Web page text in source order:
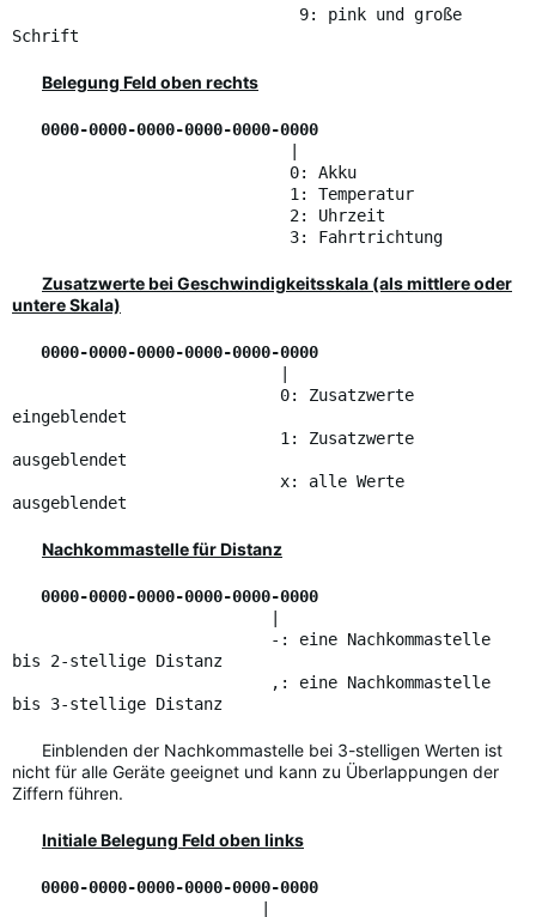
9: pink und große
Schrift
Belegung Feld oben rechts
0000-0000-0000-0000-0000-0000
0: Akku
1: Temperatur
2: Uhrzeit
3: Fahrtrichtung
Zusatzwerte bei Geschwindigkeitsskala (als mittlere oder
untere Skala)
0000-0000-0000-0000-0000-0000
0: Zusatzwerte
eingeblendet
1: Zusatzwerte
ausgeblendet
x: alle Werte
ausgeblendet
Nachkommastelle für Distanz
0000-0000-0000-0000-0000-0000
-: eine Nachkommastelle
bis 2-stellige Distanz
,: eine Nachkommastelle
bis 3-stellige Distanz
Einblenden der Nachkommastelle bei 3-stelligen Werten ist
nicht für alle Geräte geeignet und kann zu Überlappungen der
Ziffern führen.
Initiale Belegung Feld oben links
0000-0000-0000-0000-0000-0000